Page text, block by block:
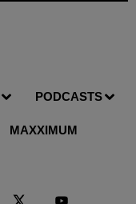
PODCASTS
MAXXIMUM